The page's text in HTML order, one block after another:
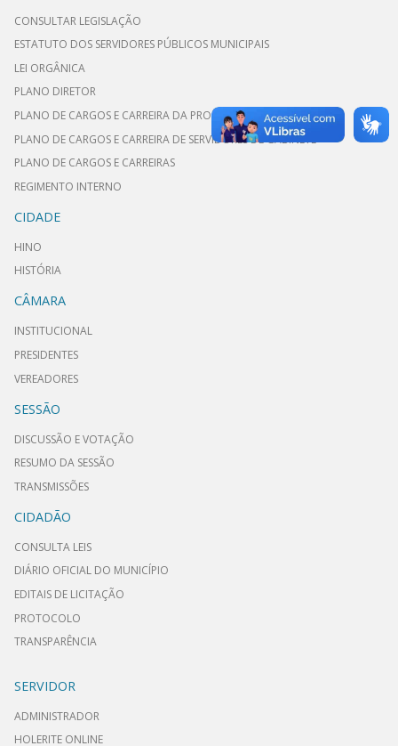
CONSULTAR LEGISLAÇÃO
ESTATUTO DOS SERVIDORES PÚBLICOS MUNICIPAIS
LEI ORGÂNICA
PLANO DIRETOR
PLANO DE CARGOS E CARREIRA DA PROCURADORIA JURÍDICA
PLANO DE CARGOS E CARREIRA DE SERVIDORES DE GABINETE
PLANO DE CARGOS E CARREIRAS
REGIMENTO INTERNO
CIDADE
HINO
HISTÓRIA
CÂMARA
INSTITUCIONAL
PRESIDENTES
VEREADORES
SESSÃO
DISCUSSÃO E VOTAÇÃO
RESUMO DA SESSÃO
TRANSMISSÕES
CIDADÃO
CONSULTA LEIS
DIÁRIO OFICIAL DO MUNICÍPIO
EDITAIS DE LICITAÇÃO
PROTOCOLO
TRANSPARÊNCIA
SERVIDOR
ADMINISTRADOR
HOLERITE ONLINE